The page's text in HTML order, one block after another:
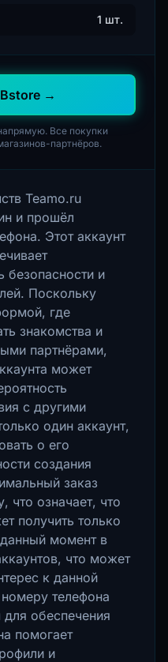
1 шт.
→
Все покупки
партнёров.
Teamo.ru
и прошёл
Этот аккаунт
безопасности и
Поскольку
где
знакомства и
партнёрами,
может
с другими
один аккаунт,
о его
создания
заказ
что означает, что
получить только
момент в
что может
к данной
телефона
обеспечения
помогает
и